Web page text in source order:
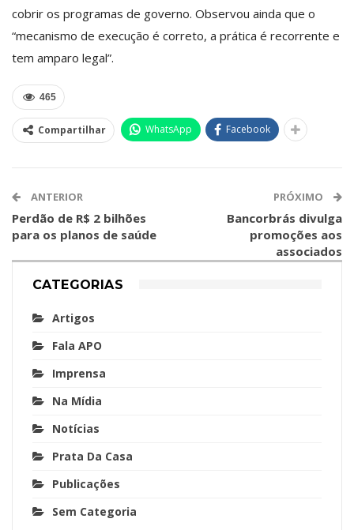
cobrir os programas de governo. Observou ainda que o
“mecanismo de execução é correto, a prática é recorrente e
tem amparo legal”.
465
Compartilhar WhatsApp Facebook
ANTERIOR
Perdão de R$ 2 bilhões
para os planos de saúde
PRÓXIMO
Bancorbrás divulga
promoções aos
associados
CATEGORIAS
Artigos
Fala APO
Imprensa
Na Mídia
Notícias
Prata Da Casa
Publicações
Sem Categoria